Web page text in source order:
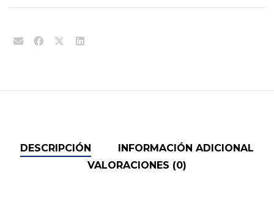
DESCRIPCIÓN
INFORMACIÓN ADICIONAL
VALORACIONES (0)